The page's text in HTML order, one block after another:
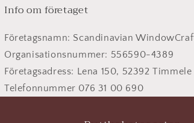
Info om företaget
Företagsnamn: Scandinavian
Organisationsnummer: 556590-4389
Företagsadress: Lena 150, 52392 Timmele
Telefonnummer 076 31 00 690